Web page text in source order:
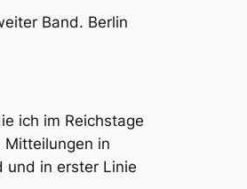
Band. Berlin
ich im Reichstage
in
und in erster Linie